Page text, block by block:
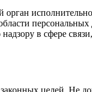
в сфере
целей. Не